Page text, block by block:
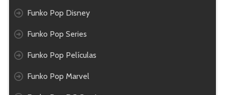
Funko Pop Disney
Funko Pop Series
Funko Pop Películas
Funko Pop Marvel